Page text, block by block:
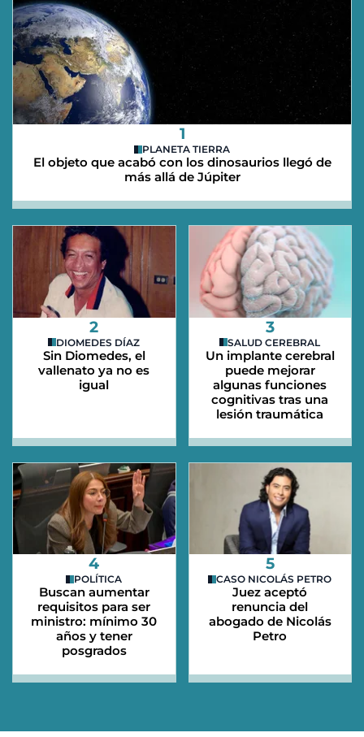
1
PLANETA TIERRA
El objeto que acabó con los dinosaurios llegó de
más allá de Júpiter
2
DIOMEDES DÍAZ
Sin Diomedes, el
vallenato ya no es
igual
3
SALUD CEREBRAL
Un implante cerebral
puede mejorar
algunas funciones
cognitivas tras una
lesión traumática
4
POLÍTICA
Buscan aumentar
requisitos para ser
ministro: mínimo 30
años y tener
posgrados
5
CASO NICOLÁS PETRO
Juez aceptó
renuncia del
abogado de Nicolás
Petro